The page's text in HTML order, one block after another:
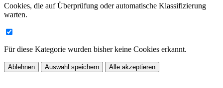
Cookies, die auf Überprüfung oder automatische Klassifizierung
warten.
Für diese Kategorie wurden bisher keine Cookies erkannt.
Ablehnen Auswahl speichern Alle akzeptieren